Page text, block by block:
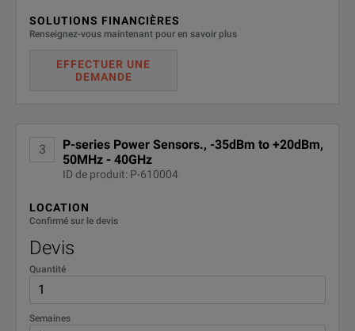
SOLUTIONS FINANCIÈRES
Renseignez-vous maintenant pour en savoir plus
EFFECTUER UNE
DEMANDE
3
P-series Power Sensors., -35dBm to +20dBm,
50MHz - 40GHz
ID de produit: P-610004
LOCATION
Confirmé sur le devis
Devis
Quantité
Semaines